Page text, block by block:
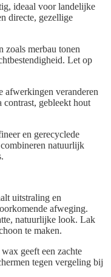
ideaal voor landelijke
directe, gezellige
zoals merbau tonen
Let op
afwerkingen veranderen
gebleekt hout
en gerecyclede
natuurlijk
uitstraling en
afweging.
natuurlijke look. Lak
te maken.
geeft een zachte
tegen vergeling bij